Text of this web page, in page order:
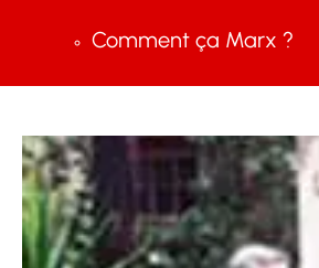
Comment ça Marx ?